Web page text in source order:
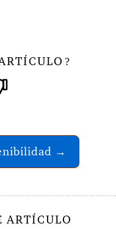
?
→
ARTÍCULO